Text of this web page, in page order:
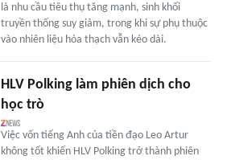
là nhu cầu tiêu thụ tăng mạnh, sinh khối
truyền thống suy giảm, trong khi sự phụ thuộc
vào nhiên liệu hóa thạch vẫn kéo dài.
HLV Polking làm phiên dịch cho
học trò
Việc vốn tiếng Anh của tiền đạo Leo Artur
không tốt khiến HLV Polking trở thành phiên